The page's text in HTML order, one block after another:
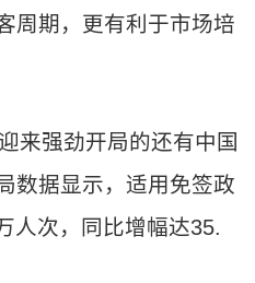
周期，更有利于市场培
来强劲开局的还有中国
数据显示，适用免签政
人次，同比增幅达35.